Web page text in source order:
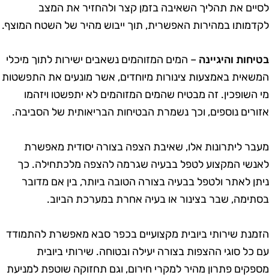
את תהליך השאיבה בזמן קצר ולהחזיר את המצב
במהירות האפשרית, תוך ייבוש מהיר של השטח המוצף.
והיגיינה– המים המזוהמים נשאבים ישירות לתוך מיכלי
באמצעות צינורות מיוחדים, אשר מונעים את התפשטות
השופכין. זה מבטיח שהמים המזוהמים לא יתפשטו ויזהמו
נוספים, וכך נשמרת הבטיחות הבריאותית של הסביבה.
ליתרונות אלו, שאיבת הצפה בצורה יסודית מאפשרת
המקצוע לטפל בבעיה שגרמה להצפה מלכתחילה. כך
לאתר ולטפל בבעיה בצורה הטובה ביותר, בין אם מדובר
שבר בצינור או בעיה אחרת במערכת הביוב.
שירותי ביובית מקצועיים בכפר סבא מאפשרת להתמודד
כל סוגי ההצפות בצורה יעילה ובטוחה. שירותי ביובית
פתרון מהיר למקרי חירום, וגם תחזוקה שוטפת למניעת